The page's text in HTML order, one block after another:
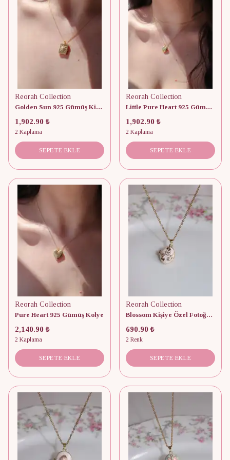
Reorah Collection
Golden Sun 925 Gümüş Kişiye Özel Fotoğraflı Kapaklı Kolye
1,902.90 ₺
2 Kaplama
SEPETE EKLE
Reorah Collection
Little Pure Heart 925 Gümüş Kişiye Özel Fotoğraflı Kolye
1,902.90 ₺
2 Kaplama
SEPETE EKLE
Reorah Collection
Pure Heart 925 Gümüş Kolye
2,140.90 ₺
2 Kaplama
SEPETE EKLE
Reorah Collection
Blossom Kişiye Özel Fotoğraflı Kapaklı Kolye
690.90 ₺
2 Renk
SEPETE EKLE